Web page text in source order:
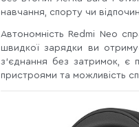
навчання, спорту чи
Автономність Redmi Neo
швидкої зарядки ви
з’єднання без затримок, є
пристроями та можливість